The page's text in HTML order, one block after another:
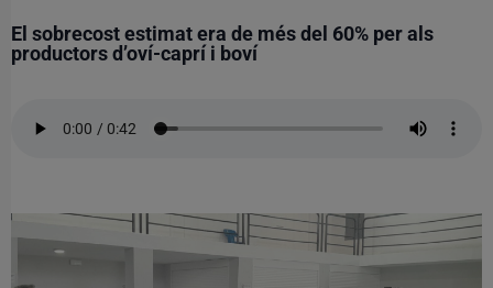
El sobrecost estimat era de més del 60% per als
productors d’oví-caprí i boví